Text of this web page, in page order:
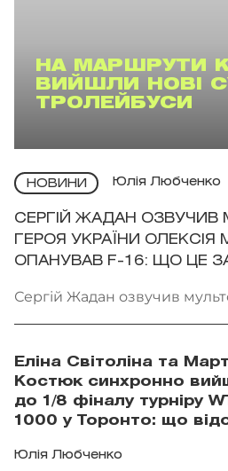
НА МАРШРУТИ
ВИЙШЛИ НОВІ
ТРОЛЕЙБУСИ
НОВИНИ Юлія Любченко
СЕРГІЙ ЖАДАН ОЗВУЧИВ
ГЕРОЯ УКРАЇНИ ОЛЕКСІЯ
ОПАНУВАВ F-16: ЩО ЦЕ
Сергій Жадан озвучив
Еліна Світоліна та
Костюк синхронно
до 1/8 фіналу турніру
1000 у Торонто: що
Юлія Любченко